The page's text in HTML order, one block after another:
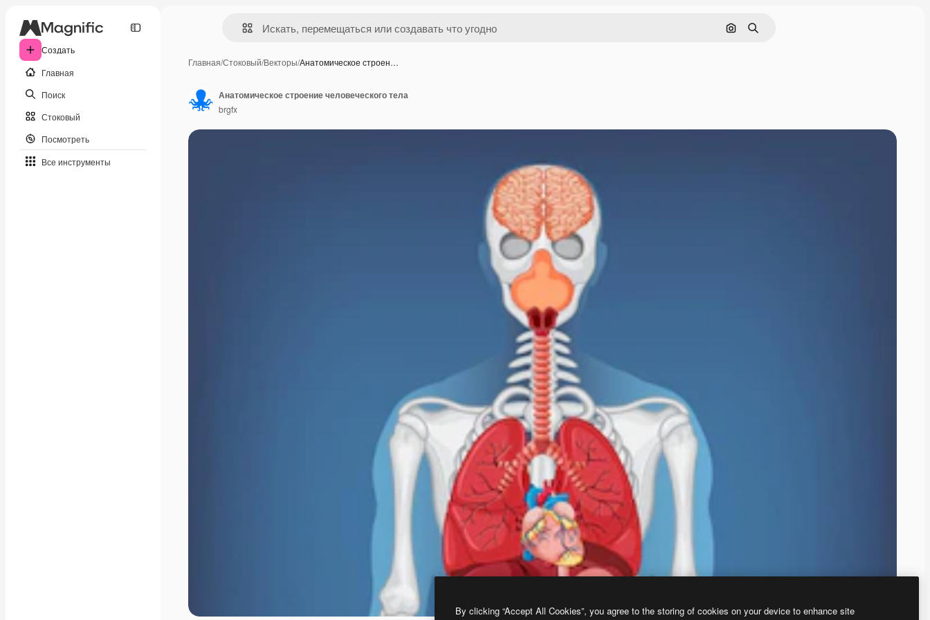
Создать
Главная
Поиск
Стоковый
Посмотреть
Все инструменты
Поиск по изображению
Поиск
Главная/Стоковый/Векторы/Анатомическое строен…
Анатомическое строение человеческого тела
brgfx
By clicking “Accept All Cookies”, you agree to the storing of cookies on your device to enhance site